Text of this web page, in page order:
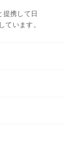
提携して日
います。